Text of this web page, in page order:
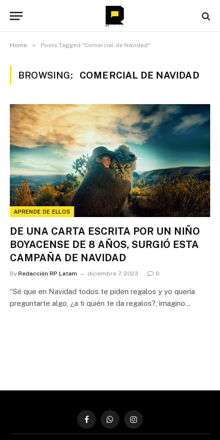
Home » Posts Tagged "Comercial de Navidad"
BROWSING: COMERCIAL DE NAVIDAD
APRENDE DE ELLOS
DE UNA CARTA ESCRITA POR UN NIÑO
BOYACENSE DE 8 AÑOS, SURGIÓ ESTA
CAMPAÑA DE NAVIDAD
By Redacción RP Latam diciembre 7, 2023 0
“Sé que en Navidad todos te piden regalos y yo quería
preguntarte algo, ¿a ti quién te da regalos?, imagino…
FacebookWhatsAppInstagram